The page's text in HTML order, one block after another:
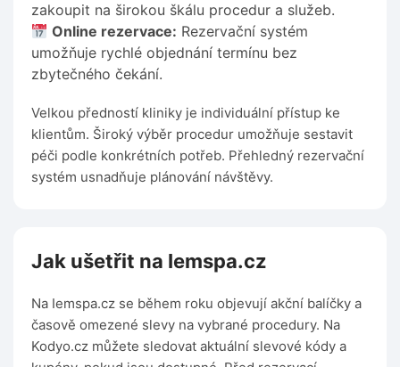
zakoupit na širokou škálu procedur a služeb.
Online rezervace: Rezervační systém
umožňuje rychlé objednání termínu bez
zbytečného čekání.
Velkou předností kliniky je individuální přístup ke
klientům. Široký výběr procedur umožňuje sestavit
péči podle konkrétních potřeb. Přehledný rezervační
systém usnadňuje plánování návštěvy.
Jak ušetřit na Iemspa.cz
Na Iemspa.cz se během roku objevují akční balíčky a
časově omezené slevy na vybrané procedury. Na
Kodyo.cz můžete sledovat aktuální slevové kódy a